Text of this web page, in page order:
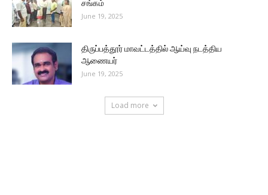
சங்கம்
June 19, 2025
திருப்பத்தூர் மாவட்டத்தில் ஆய்வு நடத்திய
ஆணையர்
June 19, 2025
Load more